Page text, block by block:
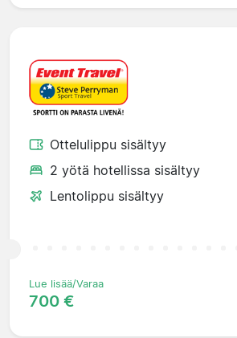
Ottelulippu sisältyy
2 yötä hotellissa sisältyy
Lentolippu sisältyy
Lue lisää/Varaa
700 €